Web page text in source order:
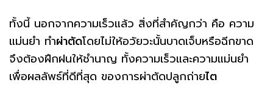
ทั้งนี้ นอกจากความเร็วแล้ว สิ่งที่สำคัญกว่า คือ ความ
แม่นยำ ทำผ่าตัดโดยไม่ให้อวัยวะนั้นบาดเจ็บหรือฉีกขาด
จึงต้องฝึกฝนให้ชำนาญ ทั้งความเร็วและความแม่นยำ
เพื่อผลลัพธ์ที่ดีที่สุด ของการผ่าตัดปลูกถ่ายไต